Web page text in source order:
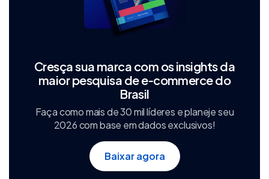
Cresça sua marca com os insights da
maior pesquisa de e‑commerce do
Brasil
Faça como mais de 30 mil líderes e planeje seu
2026 com base em dados exclusivos!
Baixar agora